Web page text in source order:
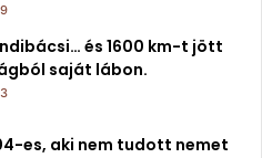
és 1600 km-t jött
saját lábon.
es, aki nem tudott nemet